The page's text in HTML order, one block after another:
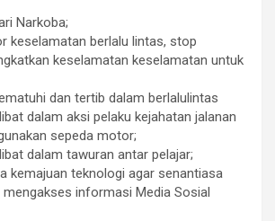
Narkoba;
keselamatan berlalu lintas, stop
keselamatan keselamatan untuk
dan tertib dalam berlalulintas
dalam aksi pelaku kejahatan jalanan
sepeda motor;
dalam tawuran antar pelajar;
kemajuan teknologi agar senantiasa
informasi Media Sosial